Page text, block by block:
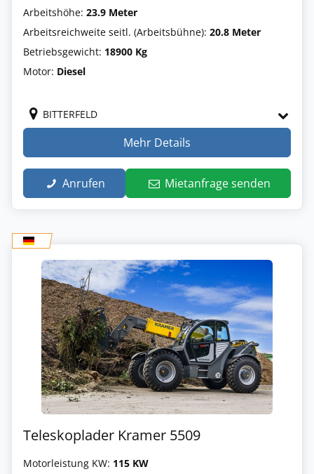
Arbeitshöhe: 23.9 Meter
Arbeitsreichweite seitl. (Arbeitsbühne): 20.8 Meter
Betriebsgewicht: 18900 Kg
Motor: Diesel
BITTERFELD
Mehr Details
Anrufen Mietanfrage senden
Teleskoplader Kramer 5509
Motorleistung KW: 115 KW